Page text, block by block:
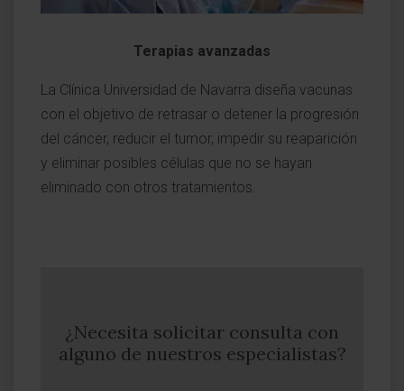
Terapias avanzadas
La Clínica Universidad de Navarra diseña vacunas
con el objetivo de retrasar o detener la progresión
del cáncer, reducir el tumor, impedir su reaparición
y eliminar posibles células que no se hayan
eliminado con otros tratamientos.
¿Necesita solicitar consulta con
alguno de nuestros especialistas?